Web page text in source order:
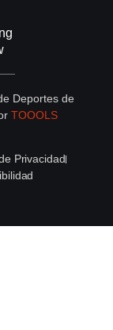
Deportes de
TOOOLS
Privacidad